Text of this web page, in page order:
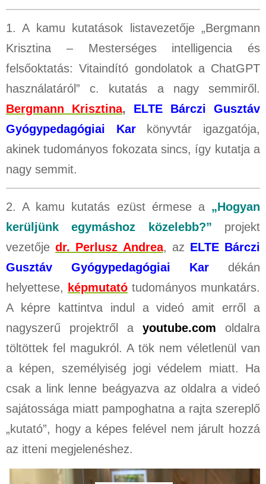
1. A kamu kutatások listavezetője „Bergmann
Krisztina – Mesterséges intelligencia és
felsőoktatás: Vitaindító gondolatok a ChatGPT
használatáról” c. kutatás a nagy semmiről.
Bergmann Krisztina, ELTE Bárczi Gusztáv
Gyógypedagógiai Karkönyvtár igazgatója,
akinek tudományos fokozata sincs, így kutatja a
nagy semmit.
2. A kamu kutatás ezüst érmese a „Hogyan
kerüljünk egymáshoz közelebb?” projekt
vezetőjedr. Perlusz Andrea, az ELTE Bárczi
Gusztáv Gyógypedagógiai Kar dékán
helyettese, képmutató tudományos munkatárs.
A képre kattintva indul a videó amit erről a
nagyszerű projektről a youtube.com oldalra
töltöttek fel magukról. A tök nem véletlenül van
a képen, személyiség jogi védelem miatt. Ha
csak a link lenne beágyazva az oldalra a videó
sajátossága miatt pampoghatna a rajta szereplő
„kutató”, hogy a képes felével nem járult hozzá
az itteni megjelenéshez.